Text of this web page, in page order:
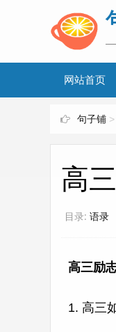
网站首页
句子铺 >
高
目录: 语录
高三励
1. 高三